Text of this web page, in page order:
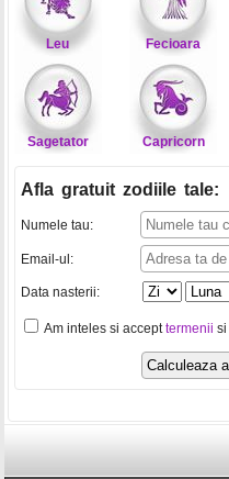
Leu Fecioara
Sagetator Capricorn
Afla gratuit zodiile tale:
Numele tau:
Email-ul:
Data nasterii:
Am inteles si accepttermenii si